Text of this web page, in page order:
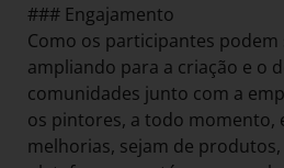
### Engajamento
Como os participantes podem
ampliando para a criação e o
comunidades junto com a
os pintores, a todo momento,
melhorias, sejam de